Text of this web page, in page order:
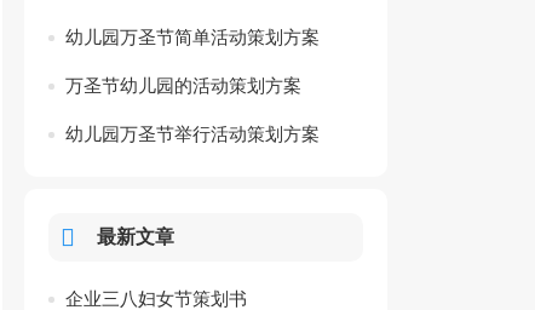
幼儿园万圣节简单活动策划方案
万圣节幼儿园的活动策划方案
幼儿园万圣节举行活动策划方案
最新文章
企业三八妇女节策划书